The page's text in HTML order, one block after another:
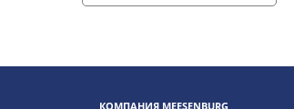
КОМПАНИЯ MEESENBURG